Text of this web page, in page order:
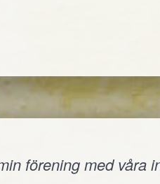
förening med våra